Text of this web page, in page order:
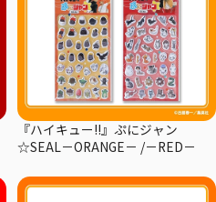
『ハイキュー!!』ぷにジャン
☆SEAL－ORANGE－ /－RED－